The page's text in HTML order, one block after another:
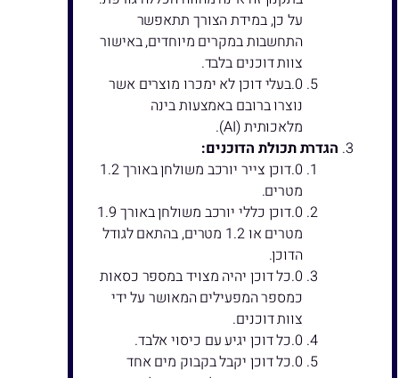
על כן, במידת הצורך תתאפשר
התחשבות במקרים מיוחדים, באישור
צוות דוכנים בלבד.
בעלי דוכן לא ימכרו מוצרים אשר
נוצרו ברובם באמצעות בינה
מלאכותית (AI).
הגדרת תכולת הדוכנים:
דוכן צייר יורכב משולחן באורך 1.2
מטרים.
דוכן כללי יורכב משולחן באורך 1.9
מטרים או 1.2 מטרים, בהתאם לגודל
הדוכן.
כל דוכן יהיה מצויד במספר כסאות
כמספר המפעילים המאושר על ידי
צוות דוכנים.
כל דוכן יגיע עם כיסוי אלבד.
כל דוכן יקבל בקבוק מים אחד